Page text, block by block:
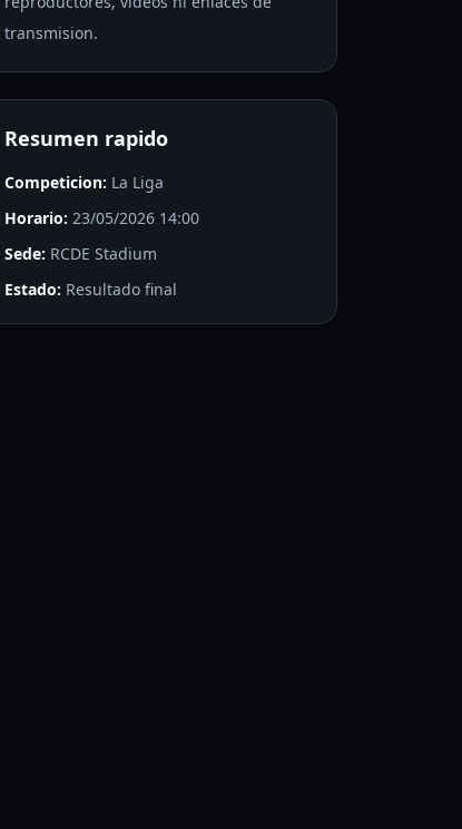
transmision.
Resumen rapido
Competicion: La Liga
Horario: 23/05/2026 14:00
Sede: RCDE Stadium
Estado: Resultado final